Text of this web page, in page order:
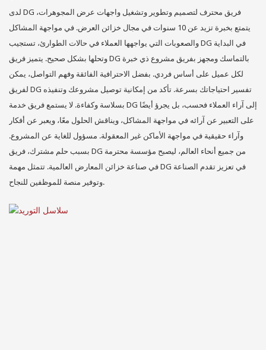
لدى DG فريق محترف لتصميم وتطوير وتشغيل واجهات عرض المجوهرات،
يتمتع بخبرة تزيد عن 10 سنوات في مجال خزائن العرض. في مواجهة المشاكل
والصعوبات التي يواجهها العملاء في حالات الطوارئ، تستجيب DG في البداية
وتحلها بشكل صحيح. يتميز فريق DG بالتماسك ومجهز بفريق مشروع ذي خبرة
لكل عميل على أساس فردي. بفضل الاحترافية الفائقة وفهم التواصل، يمكن
لفريق DG تفسير احتياجاتك بسرعة. تأكد من إمكانية توصيل مشروعك وتنفيذه
بسلاسة وكفاءة. لا يستمع فريق خدمة DG إلى آراء العملاء فحسب، بل يجرؤ أيضًا
على التعبير عن آرائه في مواجهة المشاكل، ويناقش الحلول معًا، ويعبر عن أفكار
وآراء حقيقية في مواجهة الأماكن غير المعقولة. مسؤول للغاية عن المشروع.
بسبب حلم مشترك، فريق DG من جميع أنحاء العالم، ليصبح مؤسسة محترمة
في صناعة خزائن المعارض العالمية. تتمثل مهمة DG في تعزيز تقدم الصناعة
وتوفير منصة للموظفين للنجاح.